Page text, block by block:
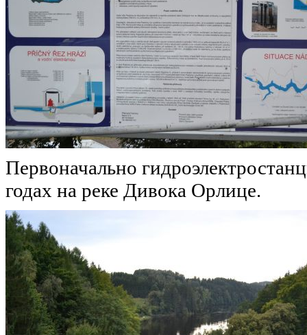
Первоначально
годах на реке Дивока Орлице.